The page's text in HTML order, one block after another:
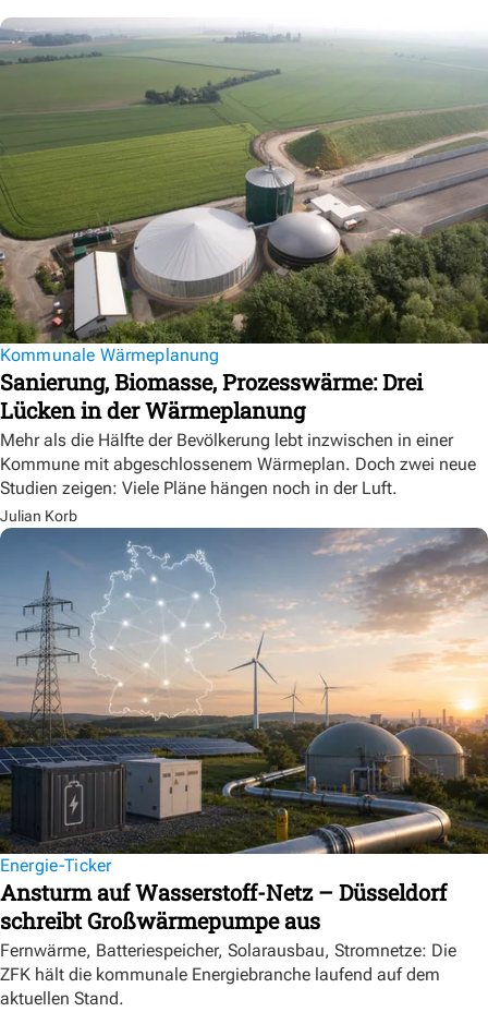
Kommunale Wärmeplanung
Sanierung, Biomasse, Prozesswärme: Drei
Lücken in der Wärmeplanung
Mehr als die Hälfte der Bevölkerung lebt inzwischen in einer
Kommune mit abgeschlossenem Wärmeplan. Doch zwei neue
Studien zeigen: Viele Pläne hängen noch in der Luft.
Julian Korb
Energie-Ticker
Ansturm auf Wasserstoff-Netz – Düsseldorf
schreibt Großwärmepumpe aus
Fernwärme, Batteriespeicher, Solarausbau, Stromnetze: Die
ZFK hält die kommunale Energiebranche laufend auf dem
aktuellen Stand.